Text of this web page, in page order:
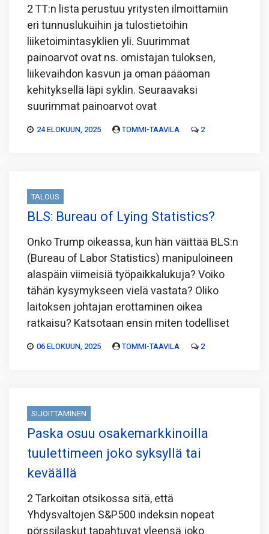
2 TT:n lista perustuu yritysten ilmoittamiin
eri tunnuslukuihin ja tulostietoihin
liiketoimintasyklien yli. Suurimmat
painoarvot ovat ns. omistajan tuloksen,
liikevaihdon kasvun ja oman pääoman
kehityksellä läpi syklin. Seuraavaksi
suurimmat painoarvot ovat
24 ELOKUUN, 2025 TOMMI-TAAVILA 2
TALOUS
BLS: Bureau of Lying Statistics?
Onko Trump oikeassa, kun hän väittää BLS:n
(Bureau of Labor Statistics) manipuloineen
alaspäin viimeisiä työpaikkalukuja? Voiko
tähän kysymykseen vielä vastata? Oliko
laitoksen johtajan erottaminen oikea
ratkaisu? Katsotaan ensin miten todelliset
06 ELOKUUN, 2025 TOMMI-TAAVILA 2
SIJOITTAMINEN
Paska osuu osakemarkkinoilla
tuulettimeen joko syksyllä tai
keväällä
2 Tarkoitan otsikossa sitä, että
Yhdysvaltojen S&P500 indeksin nopeat